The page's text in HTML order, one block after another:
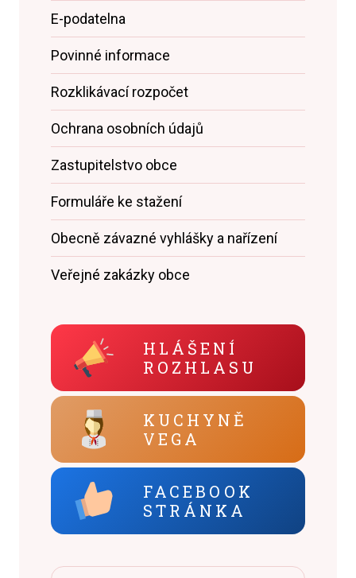
E-podatelna
Povinné informace
Rozklikávací rozpočet
Ochrana osobních údajů
Zastupitelstvo obce
Formuláře ke stažení
Obecně závazné vyhlášky a nařízení
Veřejné zakázky obce
HLÁŠENÍ
ROZHLASU
KUCHYNĚ
VEGA
FACEBOOK
STRÁNKA